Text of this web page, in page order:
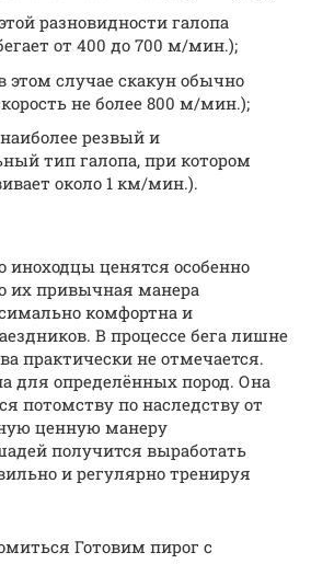
разновидности галопа
от 400 до 700 м/мин.);
этом случае скакун обычно
не более 800 м/мин.);
резвый и
тип галопа, при котором
около 1 км/мин.).
иноходцы ценятся особенно
их привычная манера
комфортна и
В процессе бега лишне
практически не отмечается.
для определённых пород. Она
потомству по наследству от
ценную манеру
получится выработать
и регулярно тренируя
Готовим пирог с